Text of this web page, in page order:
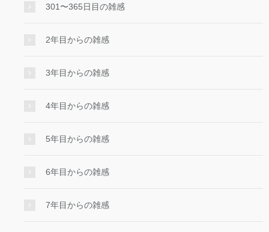
301〜365日目の雑感
2年目からの雑感
3年目からの雑感
4年目からの雑感
5年目からの雑感
6年目からの雑感
7年目からの雑感